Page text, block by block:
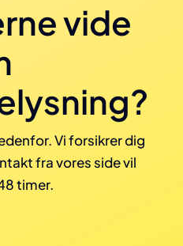
vide
Vi forsikrer dig
fra vores side vil
timer.